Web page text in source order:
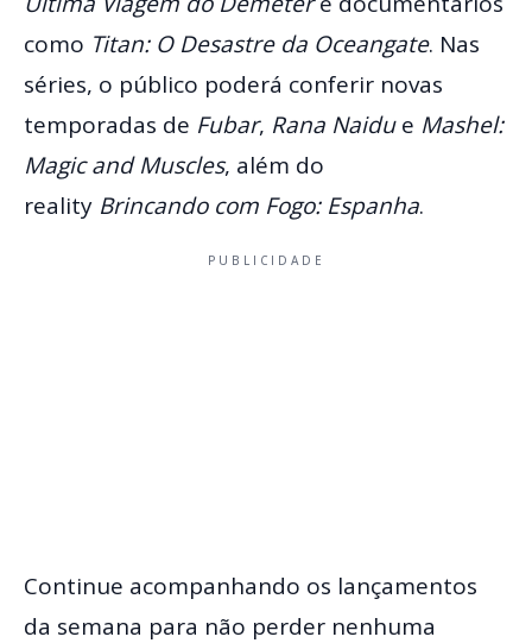
como Titan: O Desastre da Oceangate. Nas
séries, o público poderá conferir novas
temporadas de Fubar, Rana Naidue Mashel:
Magic and Muscles, além do
reality Brincando com Fogo: Espanha.
PUBLICIDADE
Continue acompanhando os lançamentos
da semana para não perder nenhuma